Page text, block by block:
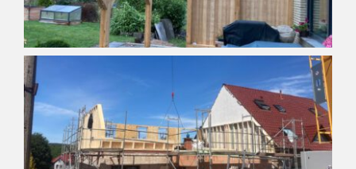
Kontakt
Karriere